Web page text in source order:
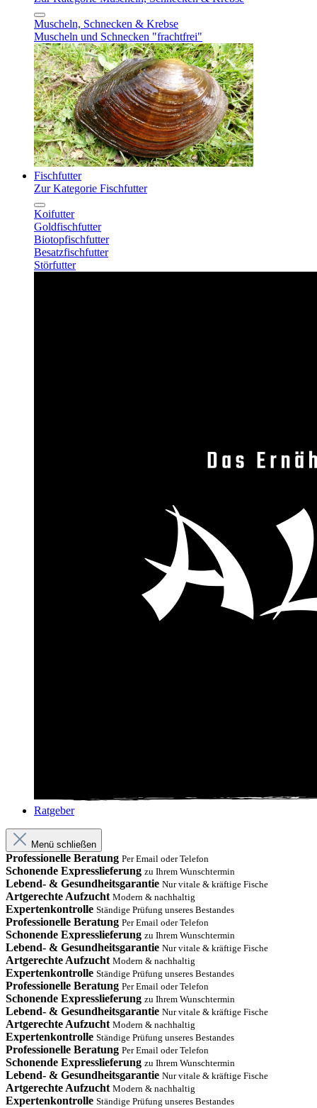
Muscheln, Schnecken & Krebse
Muscheln und Schnecken "frachtfrei"
Fischfutter
Zur Kategorie Fischfutter
Koifutter
Goldfischfutter
Biotopfischfutter
Besatzfischfutter
Störfutter
Ratgeber
Menü schließen
Professionelle Beratung Per Email oder Telefon
Schonende Expresslieferung zu Ihrem Wunschtermin
Lebend- & Gesundheitsgarantie Nur vitale & kräftige Fische
Artgerechte Aufzucht Modern & nachhaltig
Expertenkontrolle Ständige Prüfung unseres Bestandes
Professionelle Beratung Per Email oder Telefon
Schonende Expresslieferung zu Ihrem Wunschtermin
Lebend- & Gesundheitsgarantie Nur vitale & kräftige Fische
Artgerechte Aufzucht Modern & nachhaltig
Expertenkontrolle Ständige Prüfung unseres Bestandes
Professionelle Beratung Per Email oder Telefon
Schonende Expresslieferung zu Ihrem Wunschtermin
Lebend- & Gesundheitsgarantie Nur vitale & kräftige Fische
Artgerechte Aufzucht Modern & nachhaltig
Expertenkontrolle Ständige Prüfung unseres Bestandes
Professionelle Beratung Per Email oder Telefon
Schonende Expresslieferung zu Ihrem Wunschtermin
Lebend- & Gesundheitsgarantie Nur vitale & kräftige Fische
Artgerechte Aufzucht Modern & nachhaltig
Expertenkontrolle Ständige Prüfung unseres Bestandes